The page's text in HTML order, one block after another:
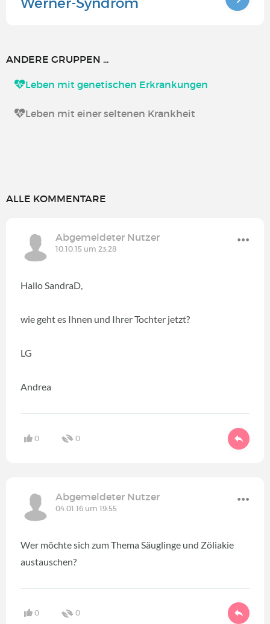
ANDERE GRUPPEN ...
Leben mit genetischen Erkrankungen
Leben mit einer seltenen Krankheit
ALLE KOMMENTARE
Abgemeldeter Nutzer
10.10.15 um 23:28
Hallo SandraD,
wie geht es Ihnen und Ihrer Tochter jetzt?
LG
Andrea
0 0
Abgemeldeter Nutzer
04.01.16 um 19:55
Wer möchte sich zum Thema Säuglinge und Zöliakie
austauschen?
0 0